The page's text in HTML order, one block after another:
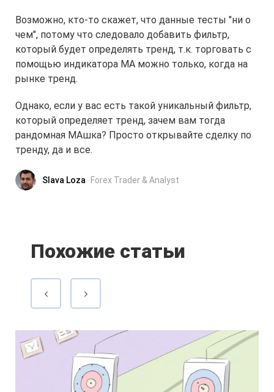
Возможно, кто-то скажет, что данные тесты "ни о
чем", потому что следовало добавить фильтр,
который будет определять тренд, т.к. торговать с
помощью индикатора МА можно только, когда на
рынке тренд.
Однако, если у вас есть такой уникальный фильтр,
который определяет тренд, зачем вам тогда
рандомная МАшка? Просто открывайте сделку по
тренду, да и все.
Slava Loza Forex Trader & Analyst
Похожие статьи